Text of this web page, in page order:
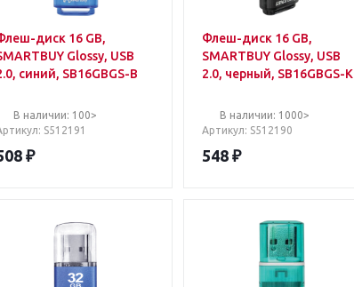
диск 16 GB,
Glossy, USB
синий, SB16GBGS-B
В наличии: 100>
: S512191
₽
Флеш-диск 16 GB,
SMARTBUY Glossy, USB
2.0, черный, SB16GBGS-K
В наличии: 1000>
Артикул: S512190
548 ₽